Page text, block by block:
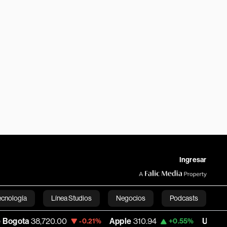
Ingresar
Línea Studios Negocios Podcasts
English-0.21% Apple 310.94 +0.55% USD COP